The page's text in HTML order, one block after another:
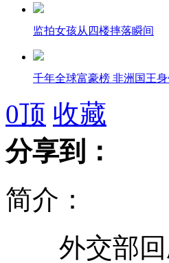
监拍女孩从四楼摔落瞬间
千年全球富豪榜 非洲国王
青岛火车公交相撞致37人伤
0顶 收藏
分享到：
简介：
外交部回